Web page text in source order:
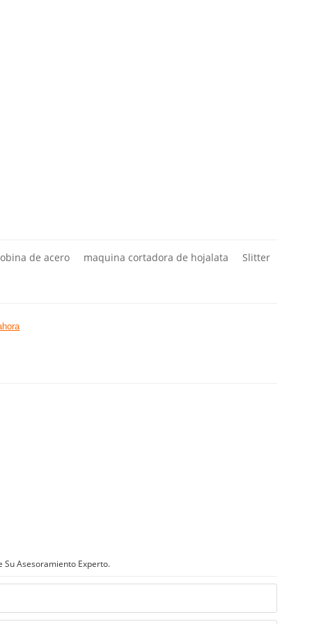
de acero maquina cortadora de hojalata Slitter
Su Asesoramiento Experto.